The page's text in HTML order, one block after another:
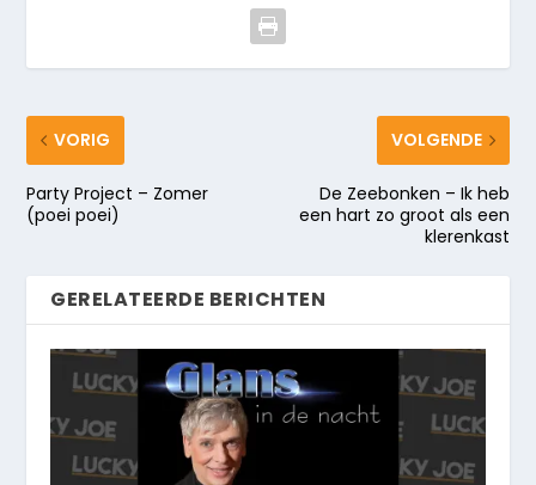
VORIG
Party Project – Zomer
(poei poei)
VOLGENDE
De Zeebonken – Ik heb
een hart zo groot als een
klerenkast
GERELATEERDE BERICHTEN